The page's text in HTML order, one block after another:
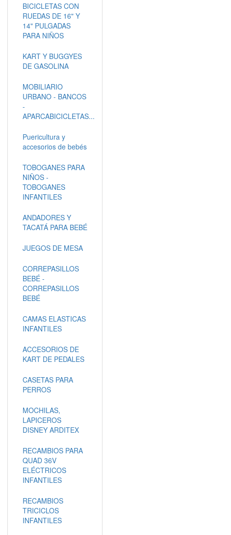
BICICLETAS CON
RUEDAS DE 16" Y
14" PULGADAS
PARA NIÑOS
KART Y BUGGYES
DE GASOLINA
MOBILIARIO
URBANO - BANCOS
-
APARCABICICLETAS...
Puericultura y
accesorios de bebés
TOBOGANES PARA
NIÑOS -
TOBOGANES
INFANTILES
ANDADORES Y
TACATÁ PARA BEBÉ
JUEGOS DE MESA
CORREPASILLOS
BEBÉ -
CORREPASILLOS
BEBÉ
CAMAS ELASTICAS
INFANTILES
ACCESORIOS DE
KART DE PEDALES
CASETAS PARA
PERROS
MOCHILAS,
LAPICEROS
DISNEY ARDITEX
RECAMBIOS PARA
QUAD 36V
ELÉCTRICOS
INFANTILES
RECAMBIOS
TRICICLOS
INFANTILES